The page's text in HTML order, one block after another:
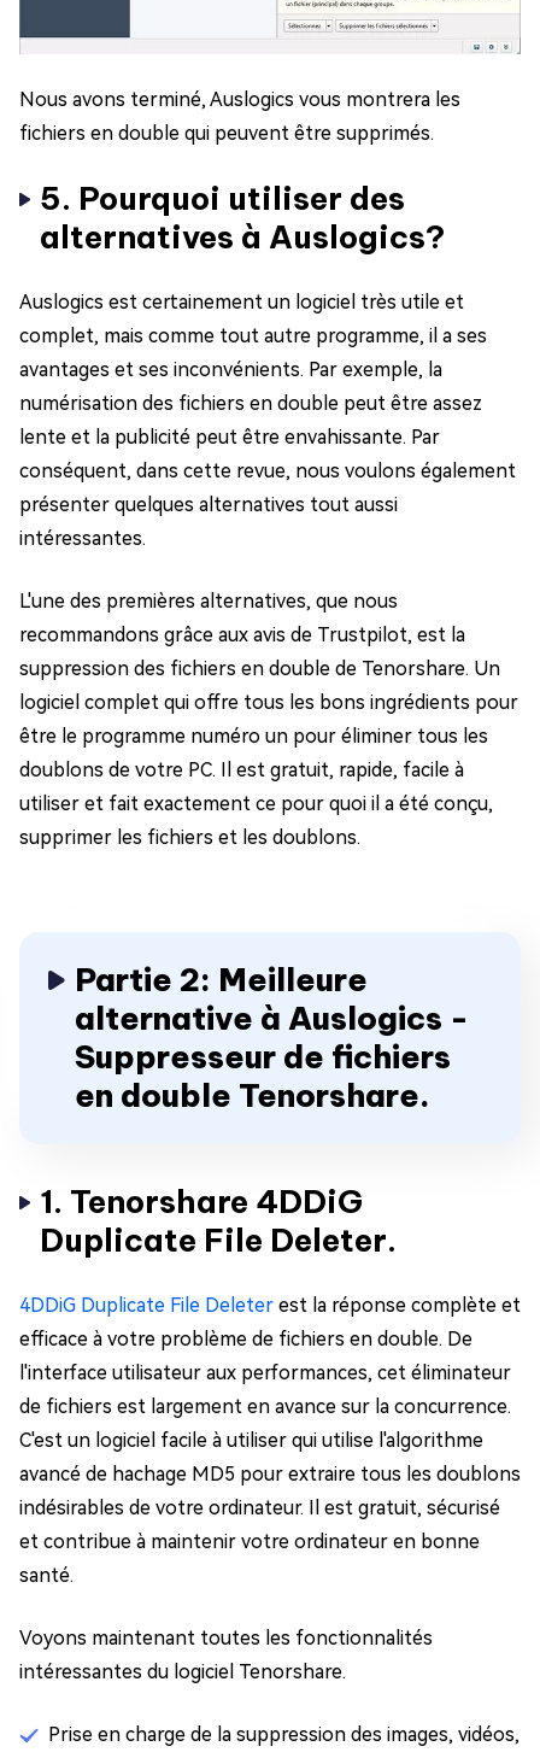
Nous avons terminé, Auslogics vous montrera les
fichiers en double qui peuvent être supprimés.
5. Pourquoi utiliser des
alternatives à Auslogics?
Auslogics est certainement un logiciel très utile et
complet, mais comme tout autre programme, il a ses
avantages et ses inconvénients. Par exemple, la
numérisation des fichiers en double peut être assez
lente et la publicité peut être envahissante. Par
conséquent, dans cette revue, nous voulons également
présenter quelques alternatives tout aussi
intéressantes.
L'une des premières alternatives, que nous
recommandons grâce aux avis de Trustpilot, est la
suppression des fichiers en double de Tenorshare. Un
logiciel complet qui offre tous les bons ingrédients pour
être le programme numéro un pour éliminer tous les
doublons de votre PC. Il est gratuit, rapide, facile à
utiliser et fait exactement ce pour quoi il a été conçu,
supprimer les fichiers et les doublons.
Partie 2: Meilleure
alternative à Auslogics -
Suppresseur de fichiers
en double Tenorshare.
1. Tenorshare 4DDiG
Duplicate File Deleter.
4DDiG Duplicate File Deleter est la réponse complète et
efficace à votre problème de fichiers en double. De
l'interface utilisateur aux performances, cet éliminateur
de fichiers est largement en avance sur la concurrence.
C'est un logiciel facile à utiliser qui utilise l'algorithme
avancé de hachage MD5 pour extraire tous les doublons
indésirables de votre ordinateur. Il est gratuit, sécurisé
et contribue à maintenir votre ordinateur en bonne
santé.
Voyons maintenant toutes les fonctionnalités
intéressantes du logiciel Tenorshare.
Prise en charge de la suppression des images, vidéos,